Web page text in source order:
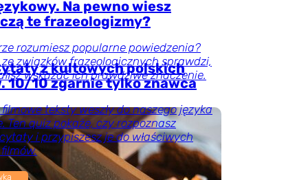
Na pewno wiesz
te frazeologizmy?
rozumiesz popularne powiedzenia?
ze związków frazeologicznych sprawdzi,
wskazać ich prawdziwe znaczenie.
z kultowych polskich
10/10 zgarnie tylko znawca
teksty weszły do naszego języka
Ten quiz pokaże, czy rozpoznasz
i przypiszesz je do właściwych